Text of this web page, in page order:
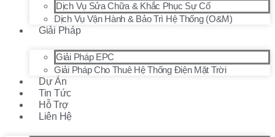
Dịch Vụ Sửa Chữa & Khắc Phục Sự Cố
Dịch Vụ Vận Hành & Bảo Trì Hệ Thống (O&M)
Giải Pháp
Giải Pháp EPC
Giải Pháp Cho Thuê Hệ Thống Điện Mặt Trời
Dự Án
Tin Tức
Hỗ Trợ
Liên Hệ